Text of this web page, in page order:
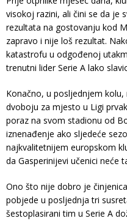
visokoj razini, ali čini se da je
rezultata na gostovanju kod
zapravo i nije loš rezultat.
katastrofu u odgođenoj
trenutni lider Serie A lako
Konačno, u posljednjem
dvoboju za mjesto u Ligi
poraz na svom stadionu od
iznenađenje ako sljedeće
najkvalitetnijem europskom
da Gasperinijevi učenici neće
Ono što nije dobro je
pobjede u posljednja tri
šestoplasirani tim u Serie A